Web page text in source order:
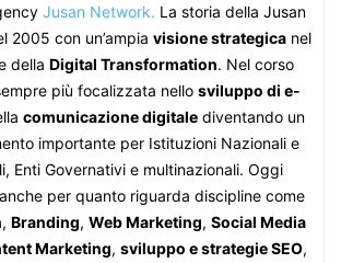
Jusan Network. La storia della Jusan
2005 con un’ampia visione strategica nel
della Digital Transformation. Nel corso
più focalizzata nello sviluppo di e-
comunicazione digitalediventando un
importante per Istituzioni Nazionali e
Enti Governativi e multinazionali. Oggi
per quanto riguarda discipline come
, Branding, Web Marketing, Social Media
Marketing, sviluppo e strategie SEO,